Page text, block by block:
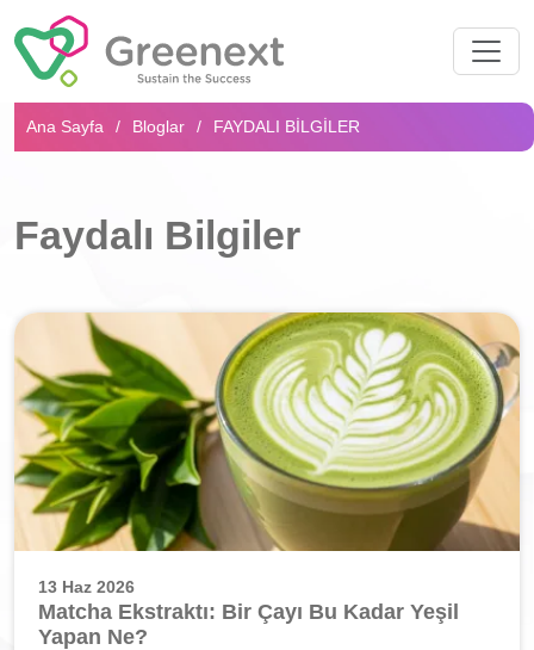
Arama...
Ana Sayfa Bloglar FAYDALI BILGILER
Faydalı Bilgiler
13 Haz 2026
Matcha Ekstraktı: Bir Çayı Bu Kadar Yeşil
Yapan Ne?